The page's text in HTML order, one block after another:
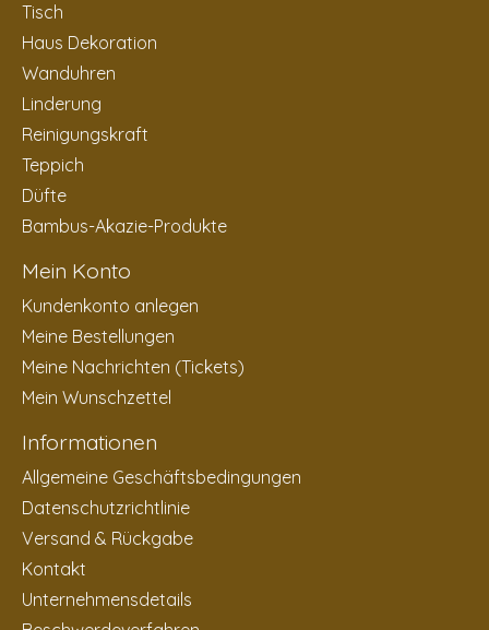
Tisch
Haus Dekoration
Wanduhren
Linderung
Reinigungskraft
Teppich
Düfte
Bambus-Akazie-Produkte
Mein Konto
Kundenkonto anlegen
Meine Bestellungen
Meine Nachrichten (Tickets)
Mein Wunschzettel
Informationen
Allgemeine Geschäftsbedingungen
Datenschutzrichtlinie
Versand & Rückgabe
Kontakt
Unternehmensdetails